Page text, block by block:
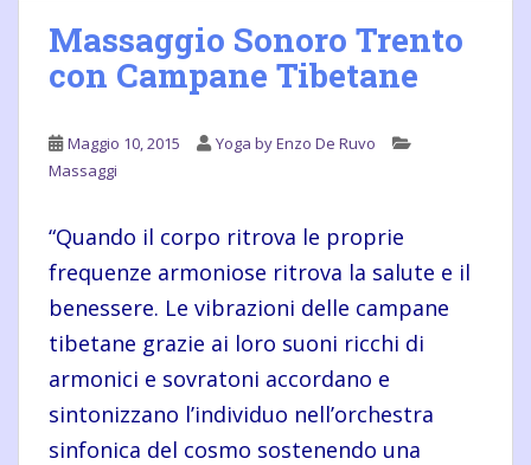
Massaggio Sonoro Trento
con Campane Tibetane
Maggio 10, 2015
Yoga by Enzo De Ruvo
Massaggi
“Quando il corpo ritrova le proprie
frequenze armoniose ritrova la salute e il
benessere. Le vibrazioni delle campane
tibetane grazie ai loro suoni ricchi di
armonici e sovratoni accordano e
sintonizzano l’individuo nell’orchestra
sinfonica del cosmo sostenendo una